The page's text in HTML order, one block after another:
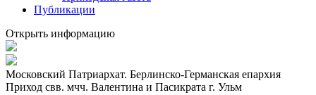
Публикации
Открыть информацию
Московский Патриархат. Берлинско-Германская епархия
Приход свв. мчч. Валентина и Пасикрата г. Ульм